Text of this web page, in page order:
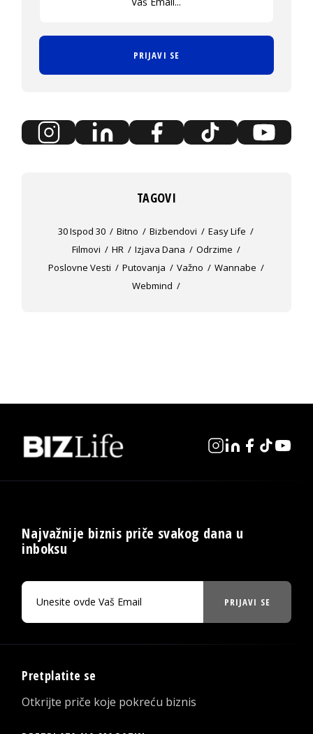
PRIJAVI SE
TAGOVI
30 Ispod 30 Bitno Bizbendovi
Easy Life
Filmovi
HR Izjava Dana
Odrzime
Poslovne Vesti
Putovanja Važno
Wannabe
Webmind
Najvažnije biznis priče svakog dana u
inboksu
PRIJAVI SE
Pretplatite se
Otkrijte priče koje pokreću biznis